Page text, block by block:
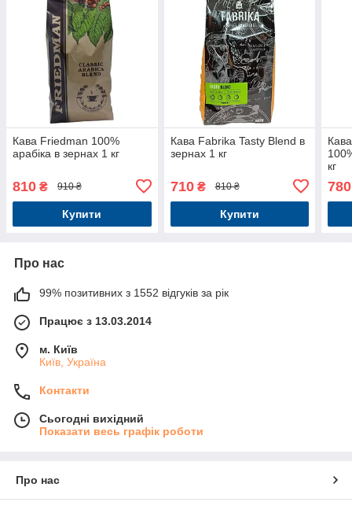
Кава Friedman 100%
арабіка в зернах 1 кг
810 ₴ 910 ₴
Купити
Кава Fabrika Tasty Blend в
зернах 1 кг
710₴ 810 ₴
Купити
кг
780
Про нас
99% позитивних з 1552 відгуків за рік
Працює з 13.03.2014
м. Київ
Київ, Україна
Контакти
Сьогодні вихідний
Показати весь графік роботи
Про нас